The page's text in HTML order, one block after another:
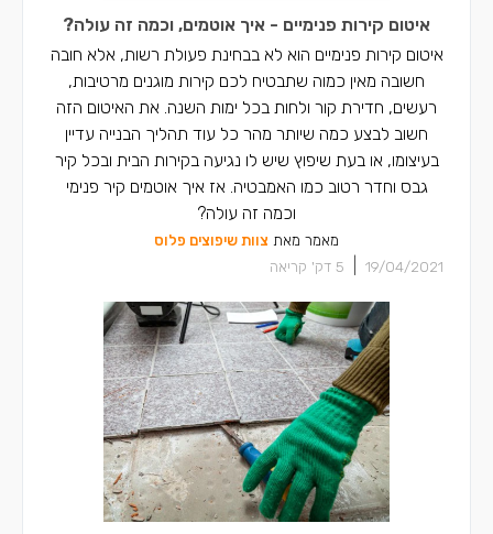
איטום קירות פנימיים - איך אוטמים, וכמה זה עולה?
איטום קירות פנימיים הוא לא בבחינת פעולת רשות, אלא חובה
חשובה מאין כמוה שתבטיח לכם קירות מוגנים מרטיבות,
רעשים, חדירת קור ולחות בכל ימות השנה. את האיטום הזה
חשוב לבצע כמה שיותר מהר כל עוד תהליך הבנייה עדיין
בעיצומו, או בעת שיפוץ שיש לו נגיעה בקירות הבית ובכל קיר
גבס וחדר רטוב כמו האמבטיה. אז איך אוטמים קיר פנימי
וכמה זה עולה?
מאמר מאת צוות שיפוצים פלוס
19/04/2021
5 דק' קריאה